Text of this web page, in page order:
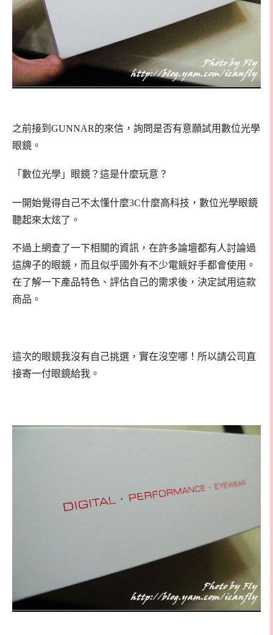
之前接到GUNNAR的來信，詢問是否有意願試用數位光學
眼鏡。
「數位光學」眼鏡？這是什麼玩意？
一開始覺得自己不太懂什麼3C什麼高科技，數位光學眼鏡
聽起來太炫了。
不過上網查了一下相關的資訊，在許多論壇都有人討論過
這牌子的眼鏡，而且似乎國外有不少電競好手都會使用。
在了解一下產品特色、評估自己的需求後，決定試用這款
商品。
這次的眼鏡我沒有自己挑選，實在沒空哪！所以請公司直
接寄一付眼鏡給我。